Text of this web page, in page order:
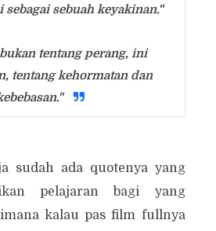
sebagai sebuah keyakinan."
tentang perang, ini
tentang kehormatan dan
sudah ada quotenya yang
pelajaran bagi yang
kalau pas film fullnya